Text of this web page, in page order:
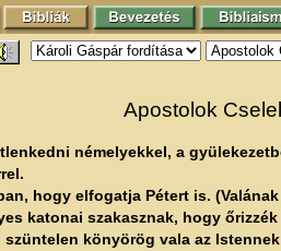
Apostolok
némelyekkel, a
hogy elfogatja Pétert is.
katonai szakasznak, hogy
könyörög vala az